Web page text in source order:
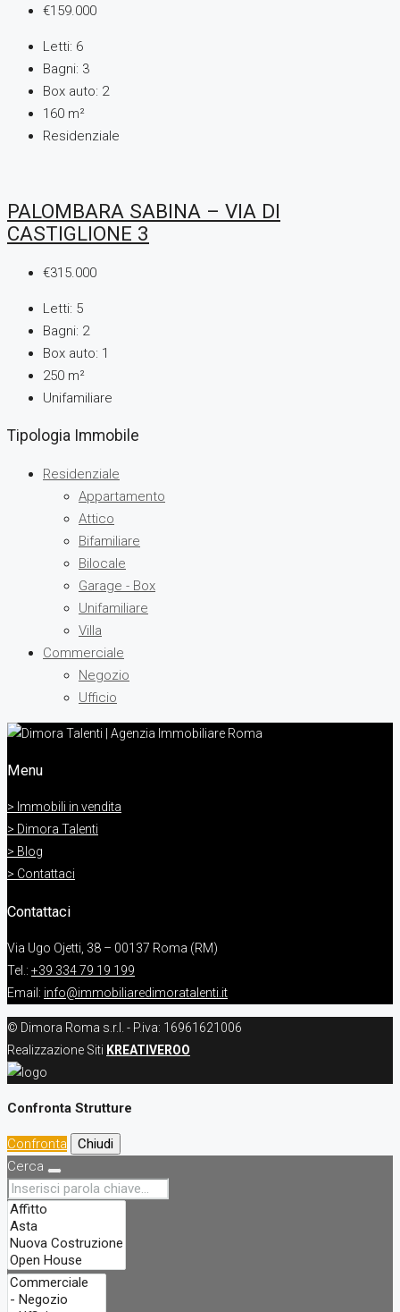
€159.000
Letti: 6
Bagni: 3
Box auto: 2
160 m²
Residenziale
PALOMBARA SABINA – VIA DI
CASTIGLIONE 3
€315.000
Letti: 5
Bagni: 2
Box auto: 1
250 m²
Unifamiliare
Tipologia Immobile
Residenziale
Appartamento
Attico
Bifamiliare
Bilocale
Garage - Box
Unifamiliare
Villa
Commerciale
Negozio
Ufficio
Menu
> Immobili in vendita
> Dimora Talenti
> Blog
> Contattaci
Contattaci
Via Ugo Ojetti, 38 – 00137 Roma (RM)
Tel.: +39 334 79 19 199
Email: info@immobiliaredimoratalenti.it
© Dimora Roma s.r.l. - P.iva: 16961621006
Realizzazione Siti KREATIVEROO
Confronta Strutture
Confronta
Chiudi
Cerca